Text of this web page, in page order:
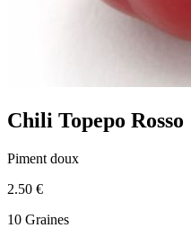
Chili Topepo Rosso
Piment doux
2.50 €
10 Graines